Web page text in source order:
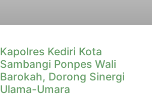
Kapolres Kediri Kota
Sambangi Ponpes Wali
Barokah, Dorong Sinergi
Ulama-Umara